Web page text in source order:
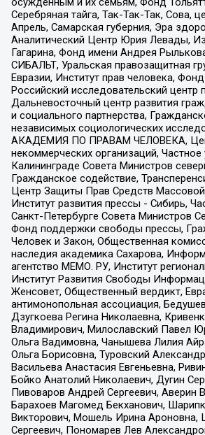
Серебряная тайга, Так-Так-Так, Сова,
Апрель, Самарская губерния, Эра
Аналитический Центр Юрия Левады,
Гагарина, Фонд имени Андрея
СИБАЛЬТ, Уральская правозащитная
Евразии, Институт прав человека,
Российский исследовательский центр
Дальневосточный центр развития
и социального партнерства,
независимых социологических
АКАДЕМИЯ ПО ПРАВАМ ЧЕЛОВЕКА,
некоммерческих организаций,
Калининграде Совета Министров
Гражданское содействие,
Центр Защиты Прав Средств
Институт развития прессы - Сибирь,
Санкт-Петербурге Совета Министров
Фонд поддержки свободы прессы,
Человек и Закон, Общественная
наследия академика Сахарова,
агентство МЕМО. РУ, Институт
Институт Развития Свободы
Женсовет, Общественный вердикт,
антимонопольная ассоциация,
Дзугкоева Регина Николаевна,
Владимирович, Милославский Павел
Ольга Вадимовна, Чанышева Лилия
Ольга Борисовна, Туровский
Васильева Анастасия Евгеньевна,
Бойко Анатолий Николаевич, Дугин
Пивоваров Андрей Сергеевич, Аверин
Барахоев Магомед Бекханович,
Викторович, Мошель Ирина Ароновна,
Сергеевич, Пономарев Лев